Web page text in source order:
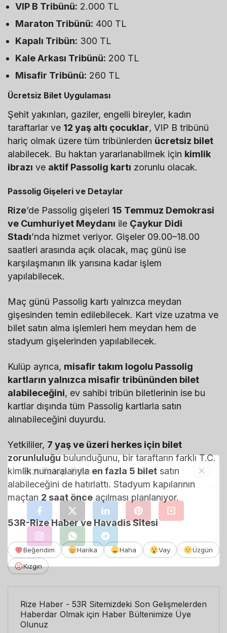
VIP B Tribünü: 2.000 TL
Maraton Tribünü: 400 TL
Kapalı Tribün: 300 TL
Kale Arkası Tribünü: 200 TL
Misafir Tribünü: 260 TL
Ücretsiz Bilet Uygulaması
Şehit yakınları, gaziler, engelli bireyler, kadın
taraftarlar ve 12 yaş altı çocuklar, VIP B tribünü
hariç olmak üzere tüm tribünlerden ücretsiz bilet
alabilecek. Bu haktan yararlanabilmek için kimlik
ibrazı ve aktif Passolig kartı zorunlu olacak.
Passolig Gişeleri ve Detaylar
Rize’de Passolig gişeleri 15 Temmuz Demokrasi
ve Cumhuriyet Meydanı ile Çaykur Didi
Stadı’nda hizmet veriyor. Gişeler 09.00–18.00
saatleri arasında açık olacak, maç günü ise
karşılaşmanın ilk yarısına kadar işlem
yapılabilecek.
Maç günü Passolig kartı yalnızca meydan
gişesinden temin edilebilecek. Kart vize uzatma ve
bilet satın alma işlemleri hem meydan hem de
stadyum gişelerinden yapılabilecek.
Kulüp ayrıca, misafir takım logolu Passolig
kartların yalnızca misafir tribününden bilet
alabileceğini, ev sahibi tribün biletlerinin ise bu
kartlar dışında tüm Passolig kartlarla satın
alınabileceğini duyurdu.
Yetkililer, 7 yaş ve üzeri herkes için bilet
zorunluluğubulunduğunu, bir taraftarın farklı T.C.
kimlik numaralarıylaen fazla 5 bilet satın
alabileceğini de hatırlattı. Stadyum kapılarının
maçtan 2 saat önce açılması planlanıyor.
53R-Rize Haber ve Havadis Sitesi
Beğendim Harika Haha Vay
Üzgün
Kızgın
Rize Haber - 53R Sitemizdeki Son Gelişmelerden
Haberdar Olmak için Haber Bültenimize Üye
Olunuz